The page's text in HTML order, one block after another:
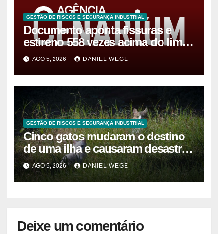
GESTÃO DE RISCOS E SEGURANÇA INDUSTRIAL
Documento aponta fissuras e
estireno 558 vezes acima do limite
após vazamento em Manaus
AGO 5, 2026 DANIEL WEGE
GESTÃO DE RISCOS E SEGURANÇA INDUSTRIAL
Cinco gatos mudaram o destino
de uma ilha e causaram desastre
ambiental de R$ 127 milhões
AGO 5, 2026 DANIEL WEGE
Deixe um comentário